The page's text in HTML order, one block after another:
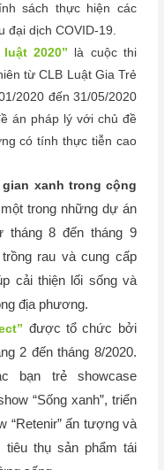
sách thực hiện các
đại dịch COVID-19.
2020” là cuộc thi
từ CLB Luật Gia Trẻ
2020 đến 31/05/2020
án pháp lý với chủ đề
có tính thực tiễn cao
xanh trong cộng
trong những dự án
8 đến tháng 9
rau và cung cấp
cải thiện lối sống và
địa phương.
được tổ chức bởi
2 đến tháng 8/2020.
bạn trẻ showcase
“Sống xanh”, triển
“Retenir” ấn tượng và
tiêu thụ sản phẩm tái